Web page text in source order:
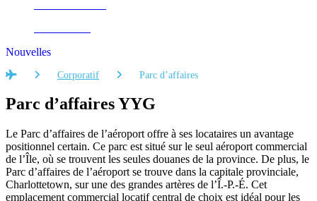
Nouvelles
Accueil Corporatif Parc d’affaires
Parc d’affaires YYG
Le Parc d’affaires de l’aéroport offre à ses locataires un avantage
positionnel certain. Ce parc est situé sur le seul aéroport commercial
de l’Île, où se trouvent les seules douanes de la province. De plus, le
Parc d’affaires de l’aéroport se trouve dans la capitale provinciale,
Charlottetown, sur une des grandes artères de l’Î.-P.-É. Cet
emplacement commercial locatif central de choix est idéal pour les